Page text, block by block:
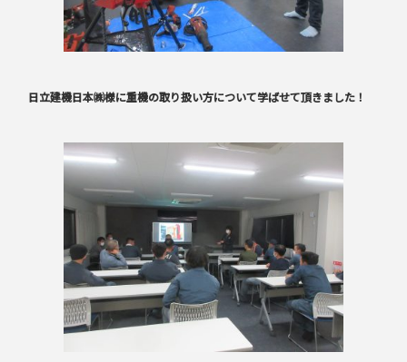
日立建機日本㈱様に重機の取り扱い方について学ばせて頂きました！